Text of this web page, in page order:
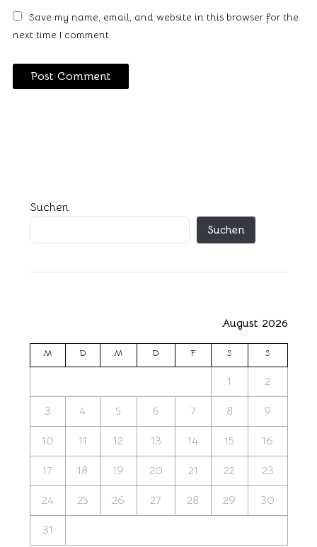
Save my name, email, and website in this browser for the
next time I comment.
Suchen
Suchen
August 2026
M D M D F S S
1 2
3 4 5 6 7 8 9
10 11 12 13 14 15 16
17 18 19 20 21 22 23
24 25 26 27 28 29 30
31